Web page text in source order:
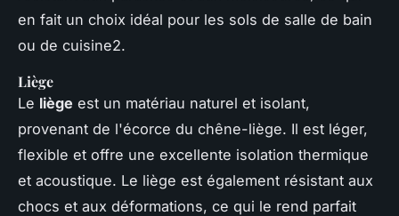
en fait un choix idéal pour les sols de salle de bain
ou de cuisine2.
Liège
Le liège est un matériau naturel et isolant,
provenant de l'écorce du chêne-liège. Il est léger,
flexible et offre une excellente isolation thermique
et acoustique. Le liège est également résistant aux
chocs et aux déformations, ce qui le rend parfait